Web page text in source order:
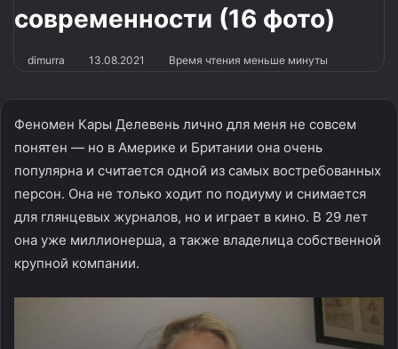
современности (16 фото)
dimurra 13.08.2021 Время чтения меньше минуты
Феномен Кары Делевень лично для меня не совсем
понятен — но в Америке и Британии она очень
популярна и считается одной из самых востребованных
персон. Она не только ходит по подиуму и снимается
для глянцевых журналов, но и играет в кино. В 29 лет
она уже миллионерша, а также владелица собственной
крупной компании.